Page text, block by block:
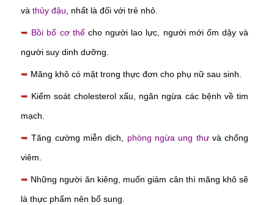
và thủy đậu , nhất là đối với trẻ nhỏ.
➥ Bồi bổ cơ thểcho người lao lực, người mới ốm dậy và
người suy dinh dưỡng.
➥ Măng khô có mặt trong thực đơn cho phụ nữ sau sinh.
➥ Kiểm soát cholesterol xấu, ngăn ngừa các bệnh về tim
mạch.
➥Tăng cường miễn dịch, phòng ngừa ung thưvà chống
viêm.
➥ Những người ăn kiêng, muốn giảm cân thì măng khô sẽ
là thực phẩm nên bổ sung.